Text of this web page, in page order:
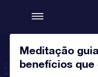
Meditação
benefícios